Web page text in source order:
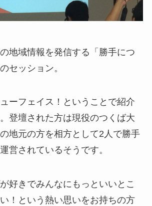
地域情報を発信する「勝手につ
セッション。
ーフェイス！ということで紹介
登壇された方は現役のつくば大
地元の方を相方として2人で勝手
営されているそうです。
好きでみんなにもっといいとこ
！という熱い思いをお持ちの方